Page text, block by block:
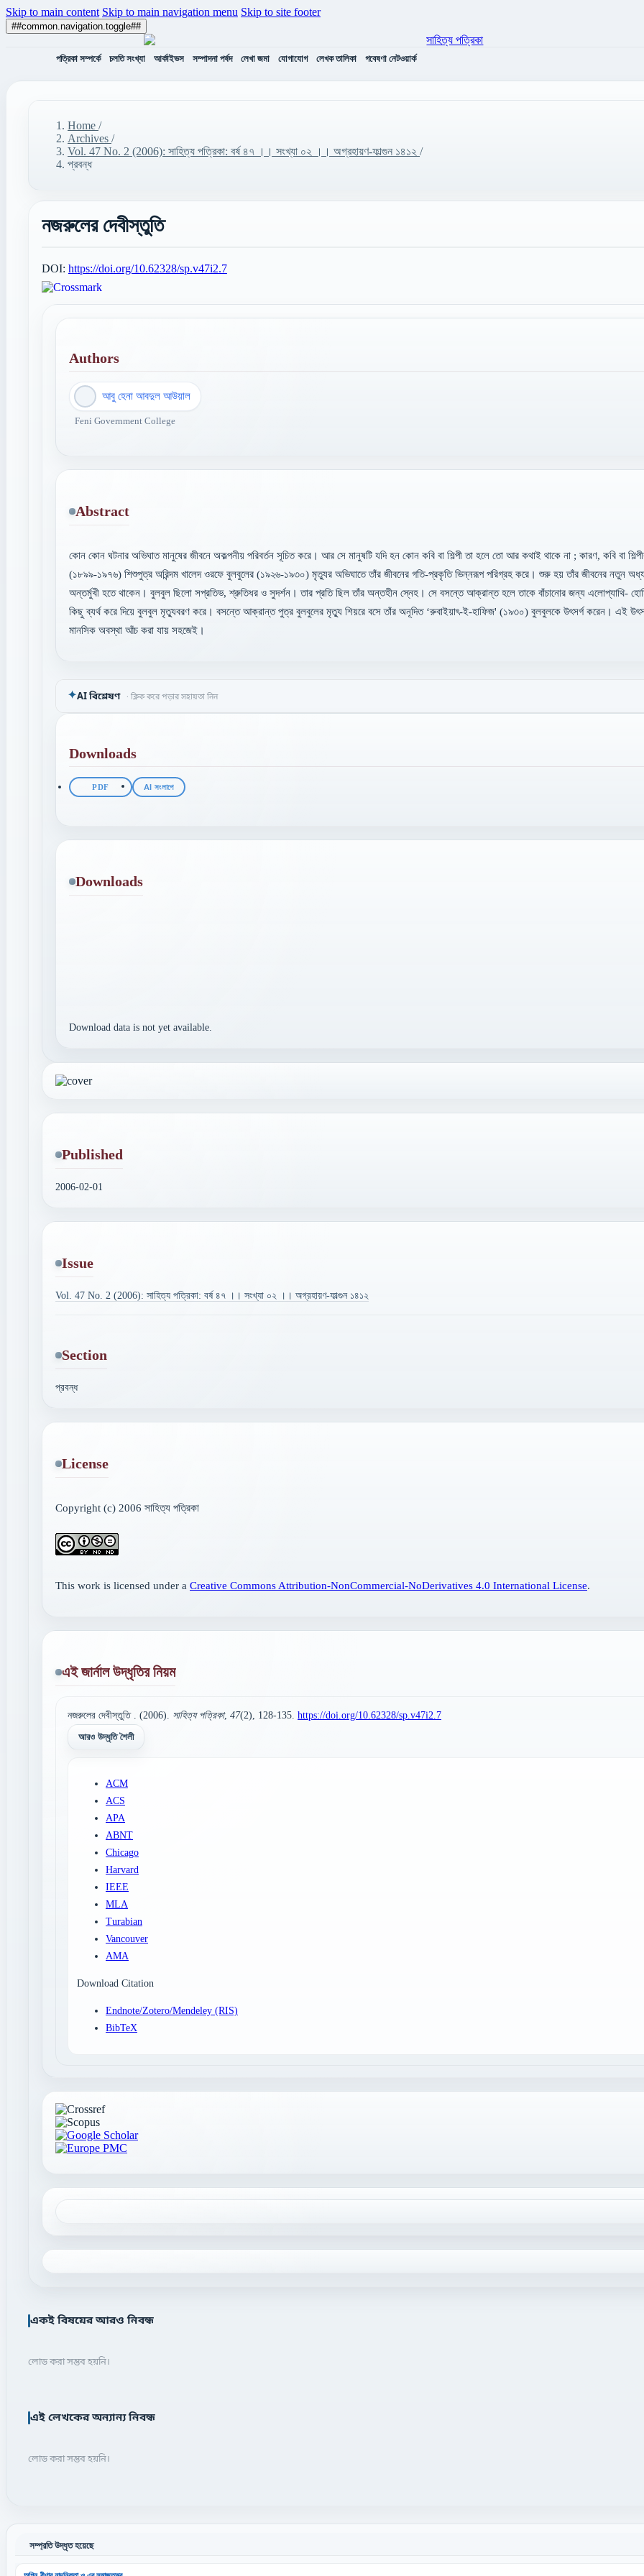
Skip to main content Skip to main navigation menu Skip to site footer
##common.navigation.toggle##
পত্রিকা সম্পর্কে চলতি সংখ্যা আর্কাইভস সম্পাদনা পর্ষদ লেখা জমা যোগাযোগ লেখক তালিকা গবেষণা নেটওয়ার্ক
Home /
Archives /
Vol. 47 No. 2 (2006): সাহিত্য পত্রিকা: বর্ষ ৪৭ ।। সংখ্যা ০২ ।। অগ্রহায়ণ-ফাল্গুন ১৪১২ /
প্রবন্ধ
নজরুলের দেবীস্তুতি
DOI: https://doi.org/10.62328/sp.v47i2.7
Authors
আবু হেনা আবদুল আউয়াল
Feni Government College
Abstract
কোন কোন ঘটনার অভিঘাত মানুষের জীবনে অকল্পনীয় পরিবর্তন সূচিত করে। আর সে মানুষটি যদি হন কোন কবি বা শিল্পী তা হলে তো আর কথাই থাকে না ; কারণ, কবি বা
(১৮৯৯-১৯৭৬) শিশুপুত্র অরিন্দম খালেদ ওরফে বুলবুলের (১৯২৬-১৯৩০) মৃত্যুর অভিঘাতে তাঁর জীবনের গতি-প্রকৃতি ভিন্নরূপ পরিগ্রহ করে। শুরু হয় তাঁর জীবনের নতুন
অন্তর্মুখী হতে থাকেন। বুলবুল ছিলো সপ্রতিভ, শ্রুতিধর ও সুদর্শন। তার প্রতি ছিল তাঁর অন্তহীন স্নেহ। সে বসন্তে আক্রান্ত হলে তাকে বাঁচানোর জন্য এলোপ্যাথি-
কিছু ব্যর্থ করে দিয়ে বুলবুল মৃত্যুবরণ করে। বসন্তে আক্রান্ত পুত্র বুলবুলের মৃত্যু শিয়রে বসে তাঁর অনূদিত ‘রুবাইয়াৎ-ই-হাফিজ' (১৯৩০) বুলবুলকে উৎসর্গ করেন। এই
মানসিক অবস্থা আঁচ করা যায় সহজেই।
✦AI বিশ্লেষণ · ক্লিক করে পড়ার সহায়তা নিন
Downloads
PDF AI সংলাপে
Downloads
Download data is not yet available.
Published
2006-02-01
Issue
Vol. 47 No. 2 (2006): সাহিত্য পত্রিকা: বর্ষ ৪৭ ।। সংখ্যা ০২ ।। অগ্রহায়ণ-ফাল্গুন ১৪১২
Section
প্রবন্ধ
License
Copyright (c) 2006 সাহিত্য পত্রিকা
This work is licensed under a Creative Commons Attribution-NonCommercial-NoDerivatives 4.0 International License.
এই জার্নাল উদ্ধৃতির নিয়ম
নজরুলের দেবীস্তুতি . (2006). সাহিত্য পত্রিকা, 47(2), 128-135. https://doi.org/10.62328/sp.v47i2.7
আরও উদ্ধৃতি শৈলী
ACM
ACS
APA
ABNT
Chicago
Harvard
IEEE
MLA
Turabian
Vancouver
AMA
Download Citation
Endnote/Zotero/Mendeley (RIS)
BibTeX
একই বিষয়ের আরও নিবন্ধ
লোড করা সম্ভব হয়নি।
এই লেখকের অন্যান্য নিবন্ধ
লোড করা সম্ভব হয়নি।
সম্প্রতি উদ্ধৃত হয়েছে